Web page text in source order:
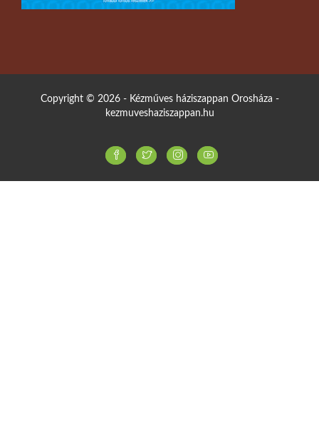
Copyright © 2026 - Kézműves háziszappan Orosháza -
kezmuveshaziszappan.hu